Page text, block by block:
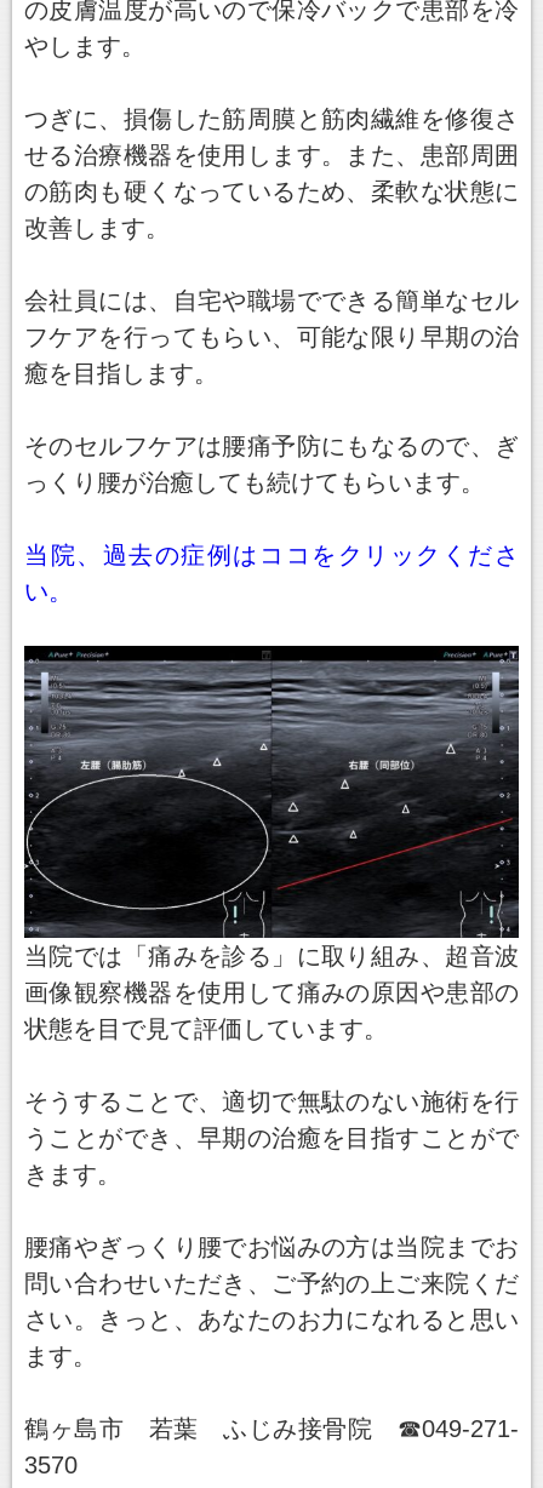
の皮膚温度が高いので保冷バックで患部を冷
やします。
つぎに、損傷した筋周膜と筋肉繊維を修復さ
せる治療機器を使用します。また、患部周囲
の筋肉も硬くなっているため、柔軟な状態に
改善します。
会社員には、自宅や職場でできる簡単なセル
フケアを行ってもらい、可能な限り早期の治
癒を目指します。
そのセルフケアは腰痛予防にもなるので、ぎ
っくり腰が治癒しても続けてもらいます。
当院、過去の症例はココをクリックくださ
い。
当院では「痛みを診る」に取り組み、超音波
画像観察機器を使用して痛みの原因や患部の
状態を目で見て評価しています。
そうすることで、適切で無駄のない施術を行
うことができ、早期の治癒を目指すことがで
きます。
腰痛やぎっくり腰でお悩みの方は当院までお
問い合わせいただき、ご予約の上ご来院くだ
さい。きっと、あなたのお力になれると思い
ます。
鶴ヶ島市 若葉 ふじみ接骨院 ☎049-271-
3570